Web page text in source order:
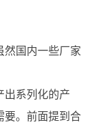
然国内一些厂家
出系列化的产
要。前面提到合